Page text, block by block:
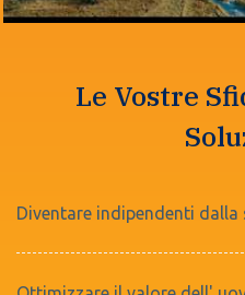
Le Vostre
Diventare indipendenti